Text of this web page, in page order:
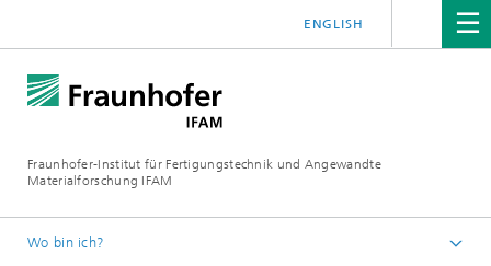
Fraunhofer-Institut für Fertigungstechnik und Angewandte
Materialforschung IFAM
ENGLISH
Wo bin ich?